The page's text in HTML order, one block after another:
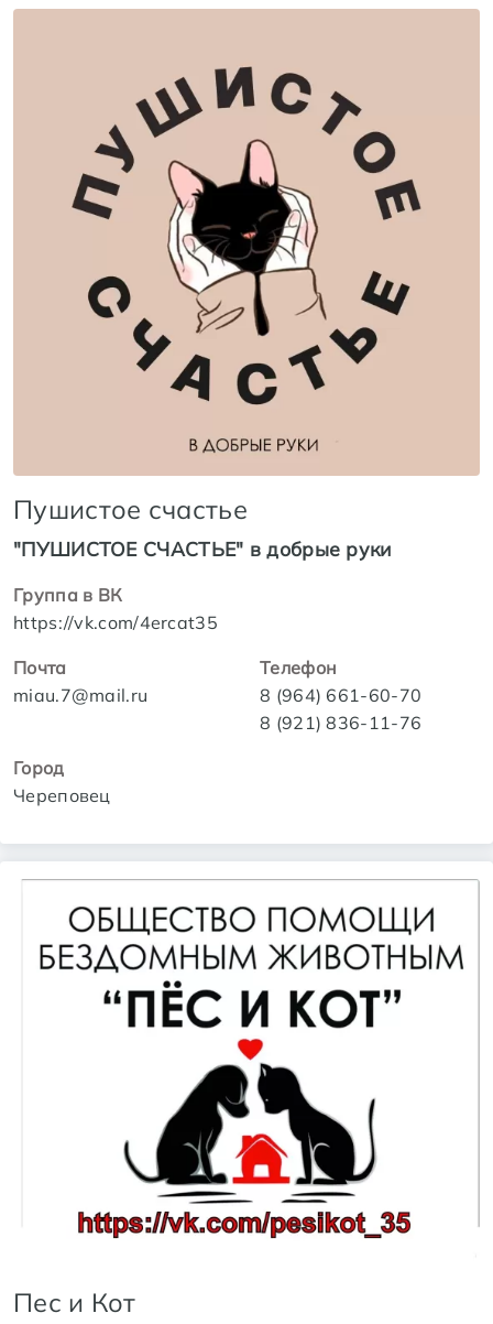
Пушистое счастье
"ПУШИСТОЕ СЧАСТЬЕ" в добрые руки
Группа в ВК
https://vk.com/4ercat35
Почта
miau.7@mail.ru
Телефон
8 (964) 661-60-70
8 (921) 836-11-76
Город
Череповец
Пес и Кот